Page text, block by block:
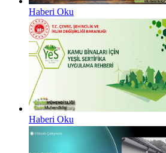
Haberi Oku
Haberi Oku